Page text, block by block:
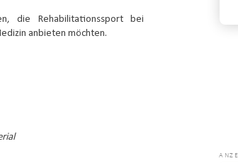
die Rehabilitationssport bei
anbieten möchten.